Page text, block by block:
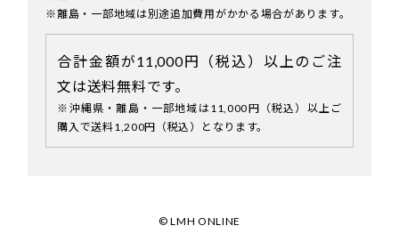
※離島・一部地域は別途追加費用がかかる場合があります。
合計金額が11,000円（税込）以上のご注
文は送料無料です。
※沖縄県・離島・一部地域は11,000円（税込）以上ご
購入で送料1,200円（税込）となります。
© LMH ONLINE